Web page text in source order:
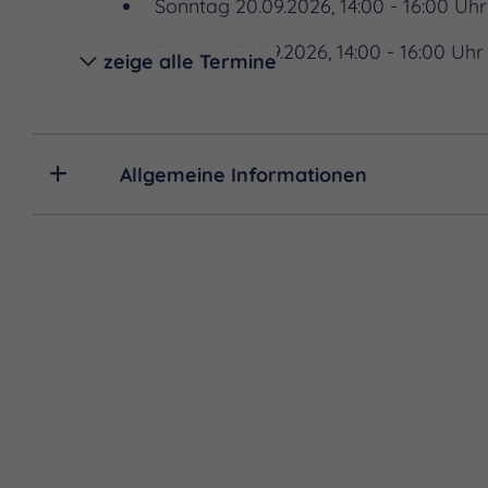
Sonntag 20.09.2026, 14:00 - 16:00 Uhr
Sonntag 27.09.2026, 14:00 - 16:00 Uhr
Sonntag 18.10.2026, 14:00 - 16:00 Uhr
zeige alle Termine
Allgemeine Informationen